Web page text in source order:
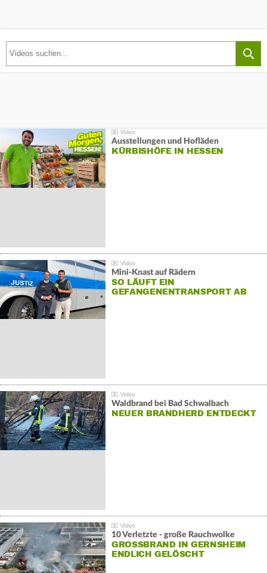
Ausstellungen und Hofläden
KÜRBISHÖFE IN HESSEN
Mini-Knast auf Rädern
SO LÄUFT EIN
GEFANGENENTRANSPORT AB
Waldbrand bei Bad Schwalbach
NEUER BRANDHERD ENTDECKT
10 Verletzte - große Rauchwolke
GROSSBRAND IN GERNSHEIM E
NDLICH GELÖSCHT